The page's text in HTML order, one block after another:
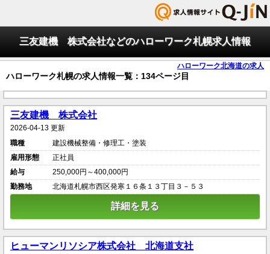
三友建機 株式会社などのハローワーク札幌求人情報
ハローワーク北海道の求人
ハローワーク札幌の求人情報一覧：134ページ目
三友建機 株式会社
2026-04-13 更新
職種
建設機械整備・修理工・塗装
雇用形態
正社員
給与
250,000円～400,000円
勤務地
北海道札幌市西区発寒１６条１３丁目３－５３
詳細を見る
ヒューマンリソシア株式会社 北海道支社